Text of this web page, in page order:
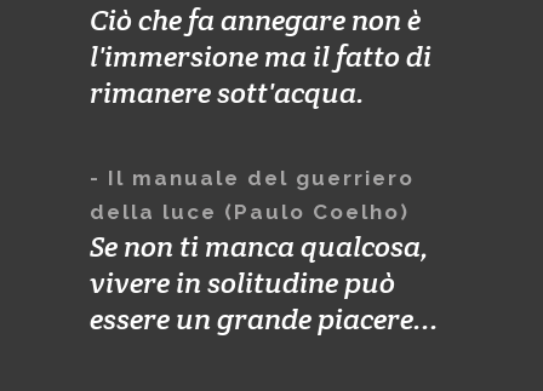
Ciò che fa annegare non è
l'immersione ma il fatto di
rimanere sott'acqua.
- Il manuale del guerriero
della luce (Paulo Coelho)
Se non ti manca qualcosa,
vivere in solitudine può
essere un grande piacere...